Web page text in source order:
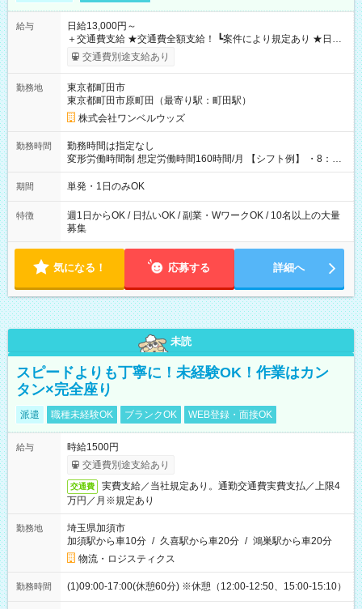
給与
日給13,000円～
＋交通費支給 ★交通費全額支給！ ┗案件により規定あり ★日払
いOK！（規定あり） ┗働いたその日に現金GET♪ お仕事後はコ
ンビニATMから 日払い分を引き落とせます！ 【試用期間】試
交通費別途支給あり
勤務地
東京都町田市
東京都町田市原町田（最寄り駅：町田駅）
株式会社ワンベルウッズ
勤務時間
勤務時間は指定なし
変形労働時間制 想定労働時間160時間/月 【シフト例】 ・8：00
～21：00
期間 単発・1日のみOK
特徴
週1日からOK / 日払いOK / 副業・WワークOK / 10名以上の大量
募集
気になる！ 応募する 詳細へ
未読
スピードよりも丁寧に！未経験OK！作業はカン
タン×完全座り
派遣 職種未経験OK ブランクOK WEB登録・面接OK
給与
時給1500円
交通費別途支給あり
交通費
実費支給／当社規定あり。通勤交通費実費支払／上限4
万円／月※規定あり
勤務地
埼玉県加須市
加須駅から車10分 / 久喜駅から車20分 / 鴻巣駅から車20分
物流・ロジスティクス
勤務時間 (1)09:00-17:00(休憩60分) ※休憩（12:00-12:50、15:00-15:10）